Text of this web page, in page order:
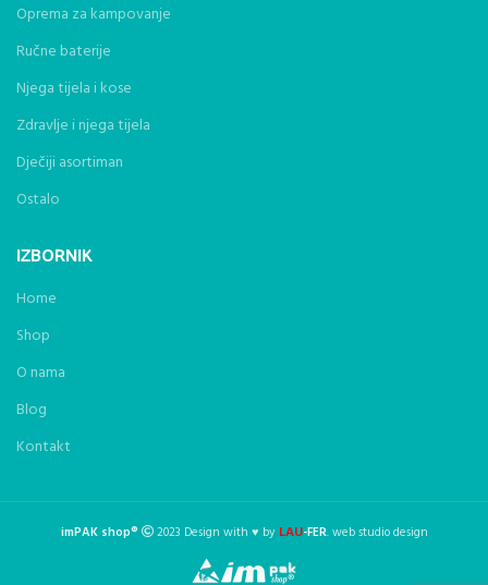
Oprema za kampovanje
Ručne baterije
Njega tijela i kose
Zdravlje i njega tijela
Dječiji asortiman
Ostalo
IZBORNIK
Home
Shop
O nama
Blog
Kontakt
imPAK shop® 2023 Design with ♥ by LAU-FER. web studio design